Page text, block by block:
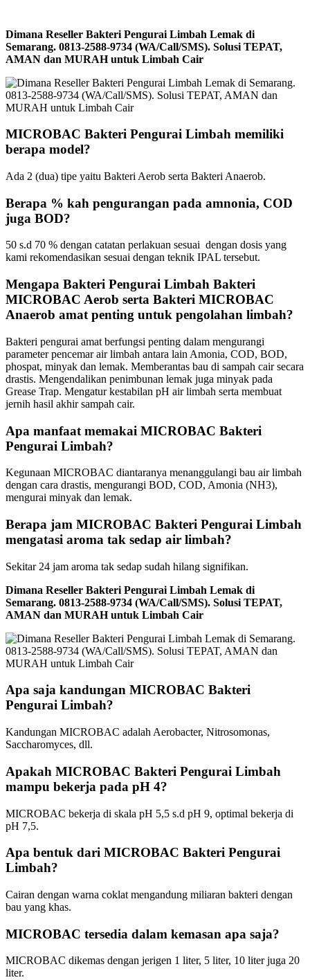
Dimana Reseller Bakteri Pengurai Limbah Lemak di
Semarang. 0813-2588-9734 (WA/Call/SMS). Solusi TEPAT,
AMAN dan MURAH untuk Limbah Cair
MICROBAC Bakteri Pengurai Limbah memiliki
berapa model?
Ada 2 (dua) tipe yaitu Bakteri Aerob serta Bakteri Anaerob.
Berapa % kah pengurangan pada amnonia, COD
juga BOD?
50 s.d 70 % dengan catatan perlakuan sesuai dengan dosis yang
kami rekomendasikan sesuai dengan teknik IPAL tersebut.
Mengapa Bakteri Pengurai Limbah Bakteri
MICROBAC Aerob serta Bakteri MICROBAC
Anaerob amat penting untuk pengolahan limbah?
Bakteri pengurai amat berfungsi penting dalam mengurangi
parameter pencemar air limbah antara lain Amonia, COD, BOD,
phospat, minyak dan lemak. Memberantas bau di sampah cair secara
drastis. Mengendalikan penimbunan lemak juga minyak pada
Grease Trap. Mengatur kestabilan pH air limbah serta membuat
jernih hasil akhir sampah cair.
Apa manfaat memakai MICROBAC Bakteri
Pengurai Limbah?
Kegunaan MICROBAC diantaranya menanggulangi bau air limbah
dengan cara drastis, mengurangi BOD, COD, Amonia (NH3),
mengurai minyak dan lemak.
Berapa jam MICROBAC Bakteri Pengurai Limbah
mengatasi aroma tak sedap air limbah?
Sekitar 24 jam aroma tak sedap sudah hilang signifikan.
Dimana Reseller Bakteri Pengurai Limbah Lemak di
Semarang. 0813-2588-9734 (WA/Call/SMS). Solusi TEPAT,
AMAN dan MURAH untuk Limbah Cair
Apa saja kandungan MICROBAC Bakteri
Pengurai Limbah?
Kandungan MICROBAC adalah Aerobacter, Nitrosomonas,
Saccharomyces, dll.
Apakah MICROBAC Bakteri Pengurai Limbah
mampu bekerja pada pH 4?
MICROBAC bekerja di skala pH 5,5 s.d pH 9, optimal bekerja di
pH 7,5.
Apa bentuk dari MICROBAC Bakteri Pengurai
Limbah?
Cairan dengan warna coklat mengandung miliaran bakteri dengan
bau yang khas.
MICROBAC tersedia dalam kemasan apa saja?
MICROBAC dikemas dengan jerigen 1 liter, 5 liter, 10 liter juga 20
liter.